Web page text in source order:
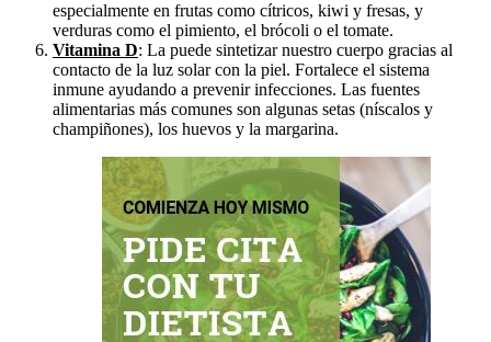
especialmente en frutas como cítricos, kiwi y fresas, y
verduras como el pimiento, el brócoli o el tomate.
Vitamina D: La puede sintetizar nuestro cuerpo gracias al
contacto de la luz solar con la piel. Fortalece el sistema
inmune ayudando a prevenir infecciones. Las fuentes
alimentarias más comunes son algunas setas (níscalos y
champiñones), los huevos y la margarina.